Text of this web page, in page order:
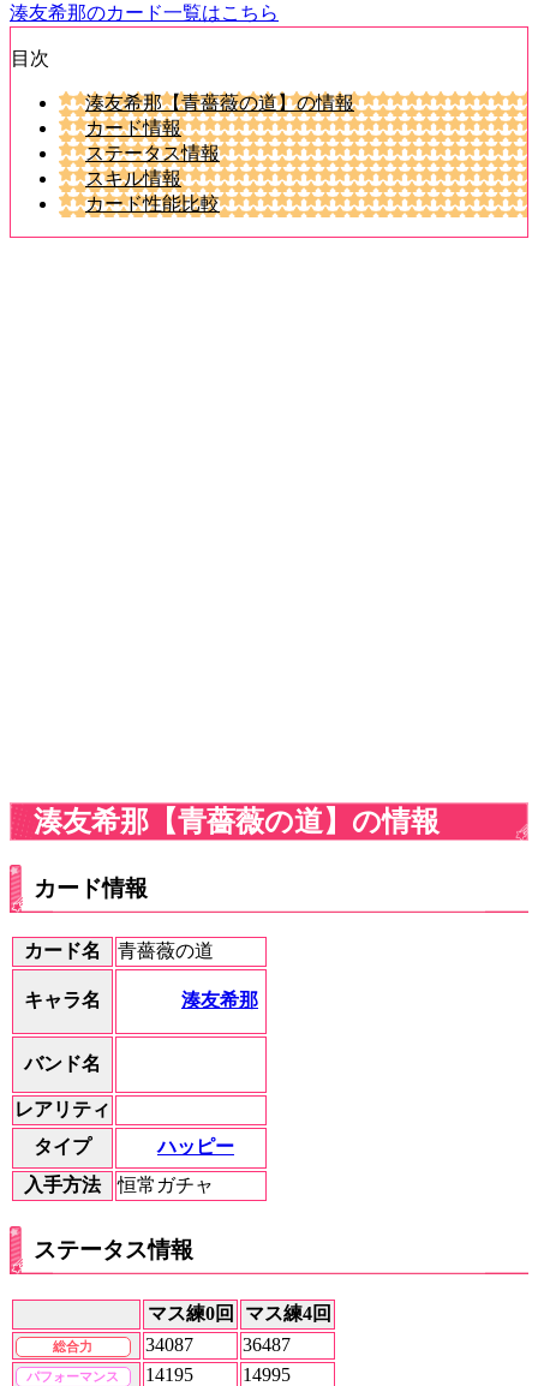
湊友希那のカード一覧はこちら
目次
湊友希那【青薔薇の道】の情報
カード情報
ステータス情報
スキル情報
カード性能比較
湊友希那【青薔薇の道】の情報
カード情報
カード名 青薔薇の道
キャラ名 湊友希那
バンド名
レアリティ
タイプ
ハッピー
入手方法
恒常ガチャ
ステータス情報
マス練0回 マス練4回
総合力 34087 36487
パフォーマンス 14195 14995